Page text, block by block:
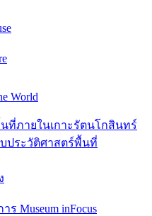
World
ที่ภายในเกาะรัตนโกสินทร์
ประวัติศาสตร์พื้นที่
ร Museum inFocus